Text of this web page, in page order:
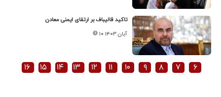
تاکید قالیباف بر ارتقای ایمنی معادن
۱۰ آبان ۱۴۰۳
۶ ۷ ۸ ۹ ۱۰ ۱۱ ۱۲ ۱۳ ۱۴ ۱۵ ۱۶